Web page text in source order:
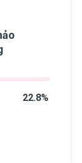
22.8%